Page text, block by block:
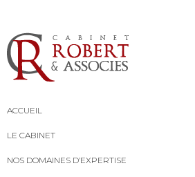
ACCUEIL
LE CABINET
NOS DOMAINES D’EXPERTISE